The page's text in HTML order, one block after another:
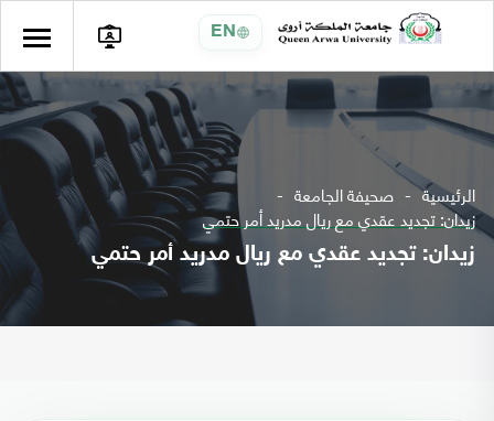
EN
الرئيسية صحيفة الجامعة
زيدان: تجديد عقدي مع ريال مدريد أمر حتمي
زيدان: تجديد عقدي مع ريال مدريد أمر حتمي